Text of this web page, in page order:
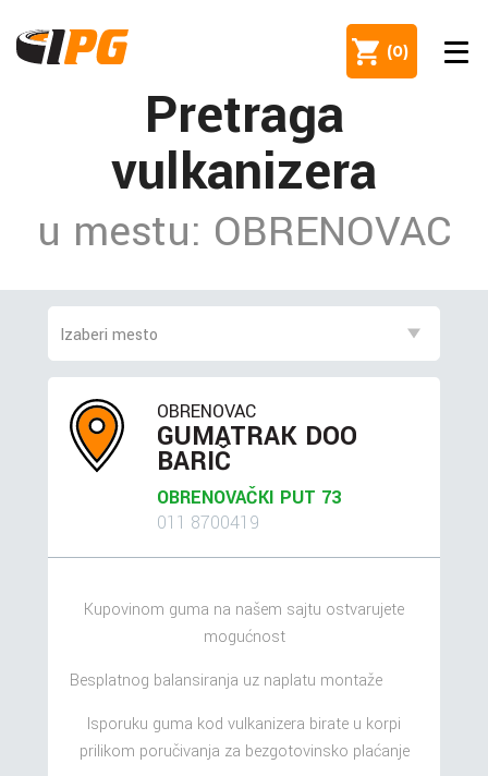
(0)
Pretraga
vulkanizera
u mestu: OBRENOVAC
OBRENOVAC
GUMATRAK DOO
BARIČ
OBRENOVAČKI PUT 73
011 8700419
Kupovinom guma na našem sajtu ostvarujete
mogućnost
Besplatnog balansiranja uz naplatu montaže
Isporuku guma kod vulkanizera birate u korpi
prilikom poručivanja za bezgotovinsko plaćanje